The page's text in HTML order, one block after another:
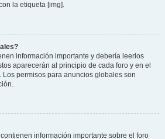
la etiqueta [img].
información importante y debería leerlos
aparecerán al principio de cada foro y en el
Los permisos para anuncios globales son
información importante sobre el foro